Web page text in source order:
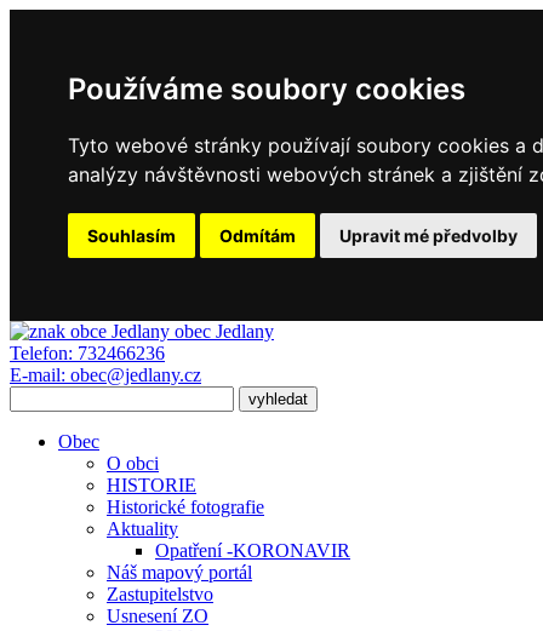
Používáme soubory cookies
Tyto webové stránky používají soubory cookies a
analýzy návštěvnosti webových stránek a zjištění
Souhlasím Odmítám Upravit mé předvolby
obec Jedlany
Telefon: 732466236
E-mail: obec@jedlany.cz
Obec
O obci
HISTORIE
Historické fotografie
Aktuality
Opatření -KORONAVIR
Náš mapový portál
Zastupitelstvo
Usnesení ZO